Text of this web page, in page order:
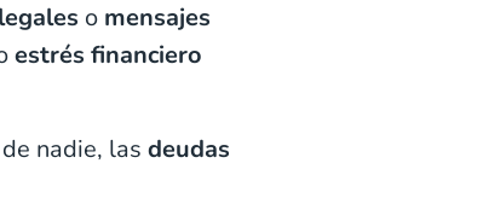
o mensajes
estrés financiero
nadie, las deudas